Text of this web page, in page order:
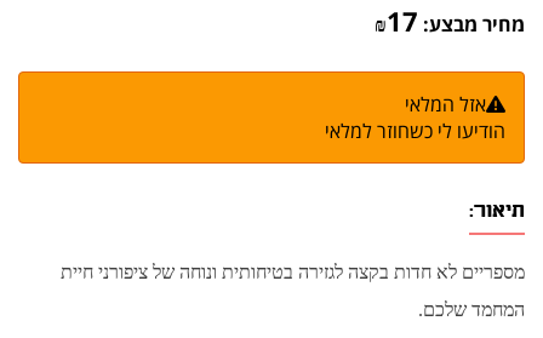
מחיר מבצע: ₪17
אזל המלאי
הודיעו לי כשחוזר למלאי
תיאור:
מספריים לא חדות בקצה לגזירה בטיחותית ונוחה של ציפורני חיית
המחמד שלכם.